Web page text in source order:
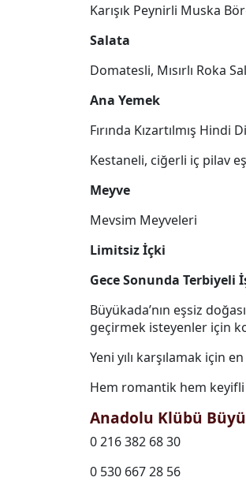
Karışık Peynirli Muska
Salata
Domatesli, Mısırlı Roka
Ana Yemek
Fırında Kızartılmış
Kestaneli, ciğerli iç pilav
Meyve
Mevsim Meyveleri
Limitsiz İçki
Gece Sonunda Terbiyeli
Büyükada’nın eşsiz
geçirmek isteyenler için
Yeni yılı karşılamak için
Hem romantik hem
Anadolu Klübü
0 216 382 68 30
0 530 667 28 56